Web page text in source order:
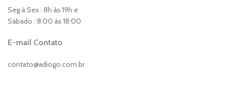
Seg à Sex : 8h às 19h e
Sábado : 8:00 ás 18:00
E-mail Contato
contato@adiogo.com.br